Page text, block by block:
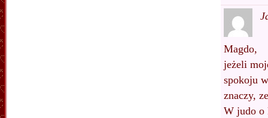
Magdo,
jeżeli
spokoju
znaczy,
W judo o